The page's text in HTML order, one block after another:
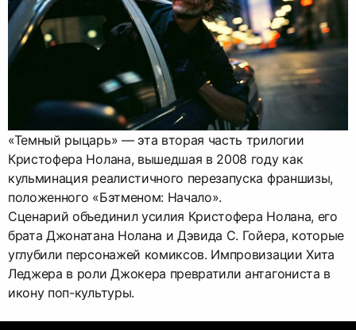
«Темный рыцарь» — эта вторая часть трилогии
Кристофера Нолана, вышедшая в 2008 году как
кульминация реалистичного перезапуска франшизы,
положенного «Бэтменом: Начало».
Сценарий объединил усилия Кристофера Нолана, его
брата Джонатана Нолана и Дэвида С. Гойера, которые
углубили персонажей комиксов. Импровизации Хита
Леджера в роли Джокера превратили антагониста в
икону поп-культуры.